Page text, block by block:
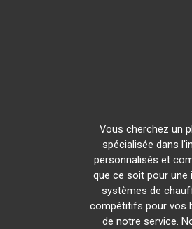
Vous cherchez un
spécialisée dans
personnalisés et
que ce soit pour une
systèmes de
compétitifs pour vos
de notre service.